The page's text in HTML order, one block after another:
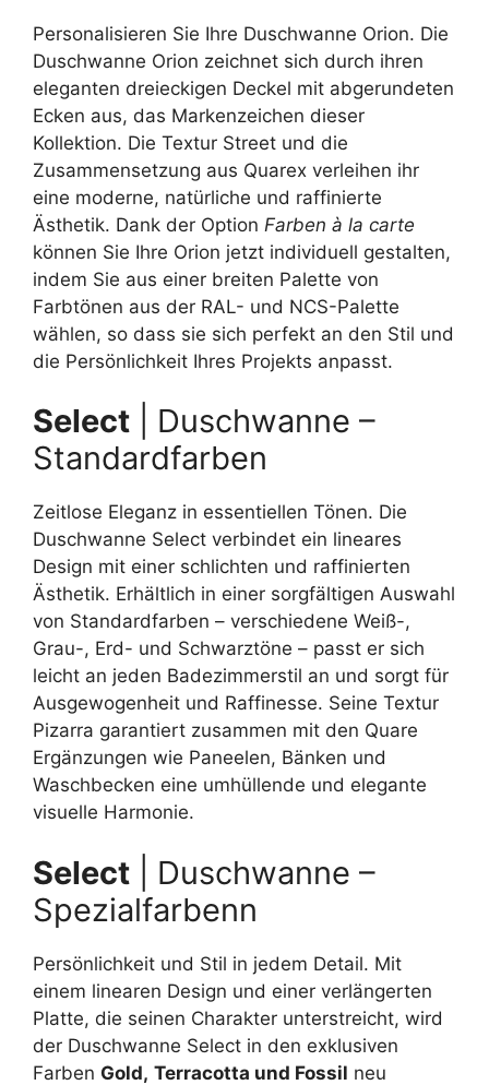
Personalisieren Sie Ihre Duschwanne Orion. Die
Duschwanne Orion zeichnet sich durch ihren
eleganten dreieckigen Deckel mit abgerundeten
Ecken aus, das Markenzeichen dieser
Kollektion. Die Textur Street und die
Zusammensetzung aus Quarex verleihen ihr
eine moderne, natürliche und raffinierte
Ästhetik. Dank der Option Farben à la carte
können Sie Ihre Orion jetzt individuell gestalten,
indem Sie aus einer breiten Palette von
Farbtönen aus der RAL- und NCS-Palette
wählen, so dass sie sich perfekt an den Stil und
die Persönlichkeit Ihres Projekts anpasst.
Select | Duschwanne –
Standardfarben
Zeitlose Eleganz in essentiellen Tönen. Die
Duschwanne Select verbindet ein lineares
Design mit einer schlichten und raffinierten
Ästhetik. Erhältlich in einer sorgfältigen Auswahl
von Standardfarben – verschiedene Weiß-,
Grau-, Erd- und Schwarztöne – passt er sich
leicht an jeden Badezimmerstil an und sorgt für
Ausgewogenheit und Raffinesse. Seine Textur
Pizarra garantiert zusammen mit den Quare
Ergänzungen wie Paneelen, Bänken und
Waschbecken eine umhüllende und elegante
visuelle Harmonie.
Select | Duschwanne –
Spezialfarbenn
Persönlichkeit und Stil in jedem Detail. Mit
einem linearen Design und einer verlängerten
Platte, die seinen Charakter unterstreicht, wird
der Duschwanne Select in den exklusiven
Farben Gold, Terracotta und Fossil neu